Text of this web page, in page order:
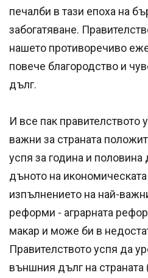
печалби в тази епоха на
забогатяване.
нашето противоречиво
повече благородство и
дълг.
И все пак правителството
важни за страната
успя за година и
дъното на
изпълнението на най-
реформи - аграрната
макар и може би в
Правителството успя да
външния дълг на страната